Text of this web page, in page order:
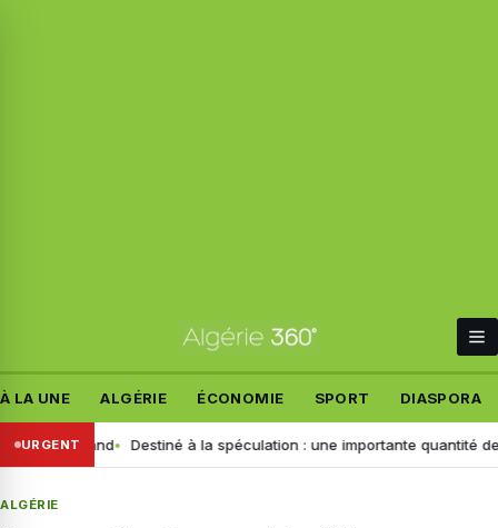
À LA UNE ALGÉRIE ÉCONOMIE SPORT DIASPORA
URGENT
allemand Destiné à la spéculation : une importante quantité de ce
ALGÉRIE